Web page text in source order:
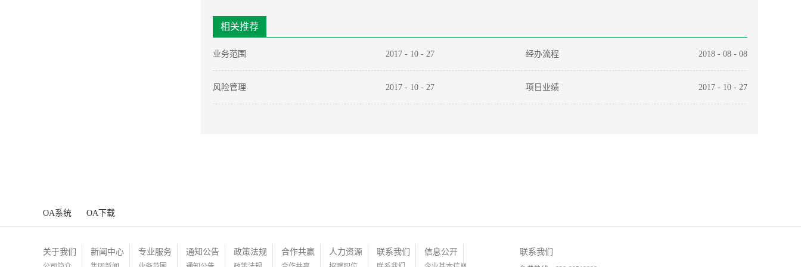
相关推荐
业务范围 2017 - 10 - 27 经办流程 2018 - 08 - 08
风险管理 2017 - 10 - 27 项目业绩 2017 - 10 - 27
OA系统 OA下载
关于我们 新闻中心 专业服务 通知公告 政策法规 合作共赢 人力资源 联系我们 信息公开 联系我们